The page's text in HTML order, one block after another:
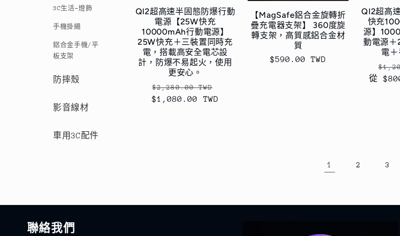
3C生活-燈飾
手機掛繩
鋁合金手機/平
板支架
防摔殼
影音線材
車用3C配件
QI2超高速半固態防爆行動
電源【25W快充
10000mAh行動電源】
25W快充＋三裝置同時充
電，搭載高安全電芯設
計，防爆不易起火，使用
更安心。
定
價
$2,280.00 TWD
$1,080.00 TWD
【MagSafe鋁合金旋轉折
疊充電器支架】 360度旋
轉支架，高質感鋁合金材
質
售
$590.00 TWD
QI2超高
快充
源】
動電源
電
定
價
從
1 2 3
聯絡我們